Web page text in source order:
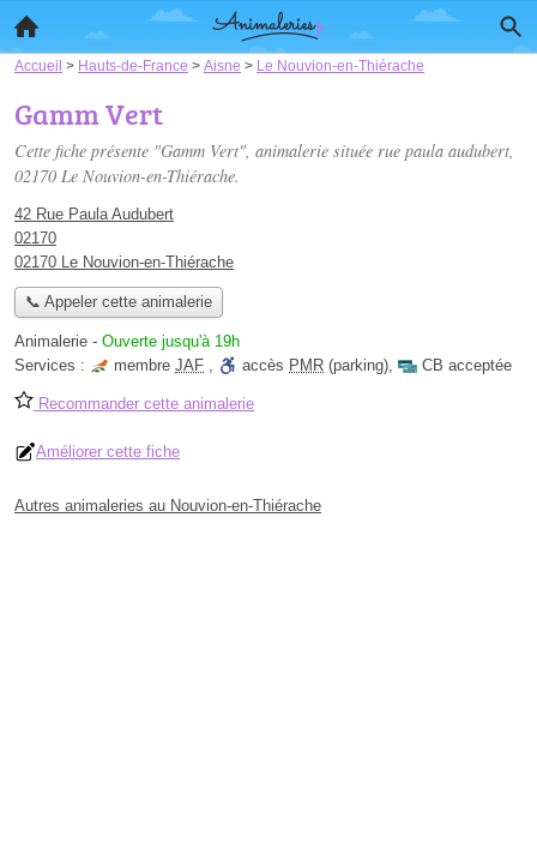
Accueil > Hauts-de-France > Aisne > Le Nouvion-en-Thiérache
Gamm Vert
Cette fiche présente "Gamm Vert", animalerie située rue paula audubert,
02170 Le Nouvion-en-Thiérache.
42 Rue Paula Audubert
02170
02170 Le Nouvion-en-Thiérache
📞 Appeler cette animalerie
Animalerie - Ouverte jusqu'à 19h
Services :
membre JAF , accès PMR (parking), CB acceptée
Recommander cette animalerie
Améliorer cette fiche
Autres animaleries au Nouvion-en-Thiérache